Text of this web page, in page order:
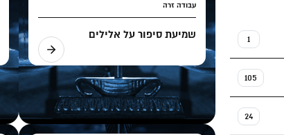
1
105
24
עבודה זרה
שמיעת סיפור על אלילים